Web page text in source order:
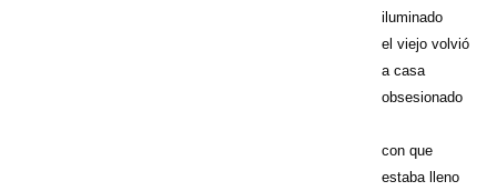
iluminado
el viejo volvió
a casa
obsesionado
con que
estaba lleno